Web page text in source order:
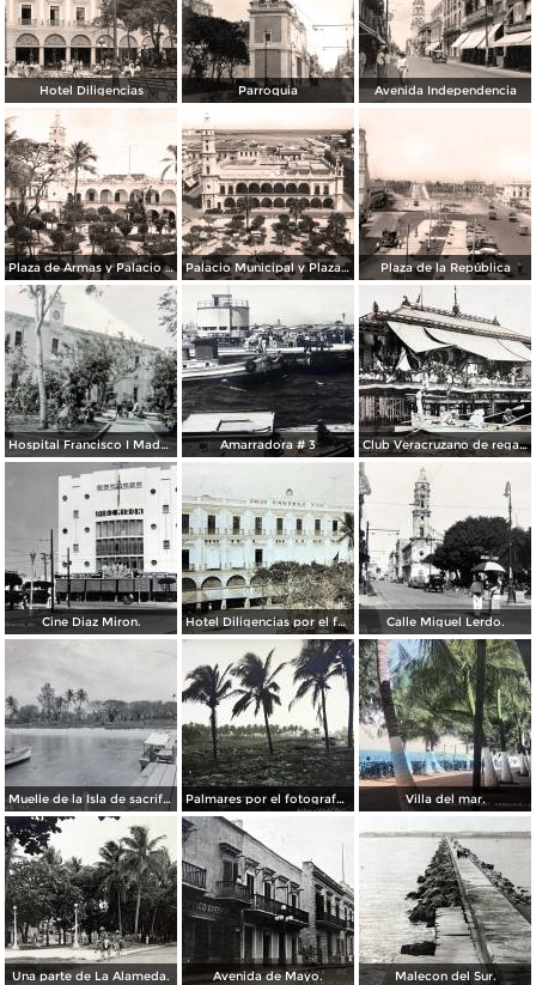
Hotel Diligencias Parroquia Avenida Independencia
Plaza de Armas y Palacio Municipal Palacio Municipal y Plaza de Armas Plaza de la República
Hospital Francisco I Madero. Amarradora # 3 Club Veracruzano de regatas.
Cine Diaz Miron. Hotel Diligencias por el fotografo Walter E Hadsell. ( Circulada el 17 de Febrero de 1914 ). Calle Miguel Lerdo.
Muelle de la Isla de sacrificios. Palmares por el fotografo Hugo Brehme. Villa del mar.
Una parte de La Alameda. Avenida de Mayo. Malecon del Sur.